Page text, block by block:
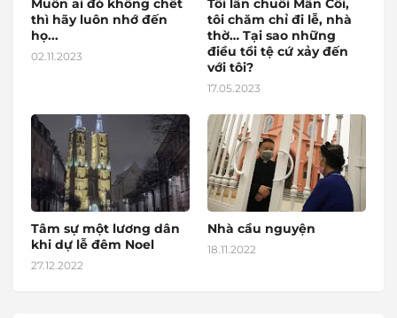
Muốn ai đó không chết
thì hãy luôn nhớ đến
họ...
02.11.2023
Tôi lần chuỗi Mân Côi,
tôi chăm chỉ đi lễ, nhà
thờ… Tại sao những
điều tồi tệ cứ xảy đến
với tôi?
17.05.2023
Tâm sự một lương dân
khi dự lễ đêm Noel
27.12.2022
Nhà cầu nguyện
18.11.2022